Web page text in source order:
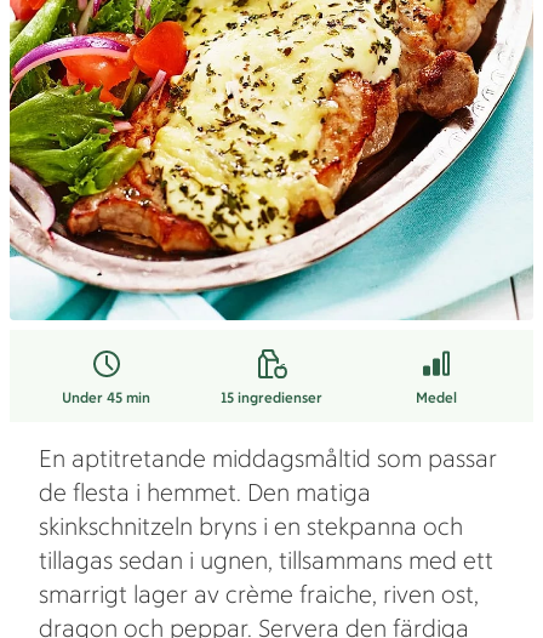
Under 45 min 15 ingredienser Medel
En aptitretande middagsmåltid som passar
de flesta i hemmet. Den matiga
skinkschnitzeln bryns i en stekpanna och
tillagas sedan i ugnen, tillsammans med ett
smarrigt lager av crème fraiche, riven ost,
dragon och peppar. Servera den färdiga